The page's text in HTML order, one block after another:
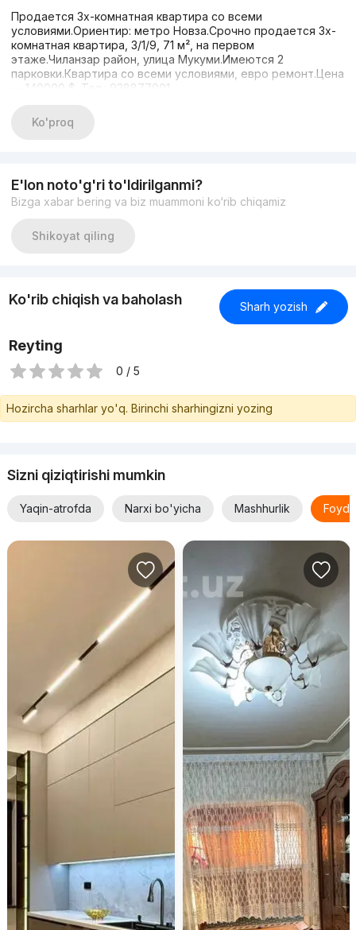
Продается 3х-комнатная квартира со всеми
условиями.Ориентир: метро Новза.Срочно продается 3х-
комнатная квартира, 3/1/9, 71 м², на первом
этаже.Чиланзар район, улица Мукуми.Имеются 2
парковки.Квартира со всеми условиями, евро ремонт.Цена
— 140000 $. Тел.: 938877001.
Ko'proq
E'lon noto'g'ri to'ldirilganmi?
Bizga xabar bering va biz muammoni ko‘rib chiqamiz
Shikoyat qiling
Ko'rib chiqish va baholash Sharh yozish
Reyting
0 / 5
Hozircha sharhlar yo'q. Birinchi sharhingizni yozing
Sizni qiziqtirishi mumkin
Yaqin-atrofda Narxi bo'yicha Mashhurlik